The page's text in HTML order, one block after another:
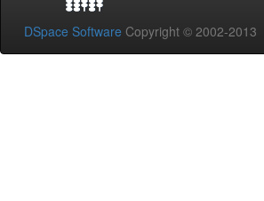
DSpace Software Copyright © 2002-2013